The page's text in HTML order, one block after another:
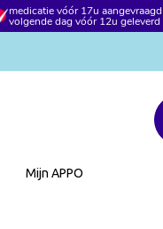
medicatie vóór 17u
volgende dag vóór 12u geleverd
Mijn APPO